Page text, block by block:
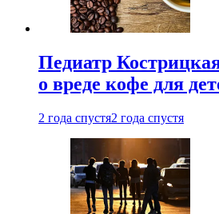
Педиатр
о вреде кофе для
2 года спустя2 года спустя